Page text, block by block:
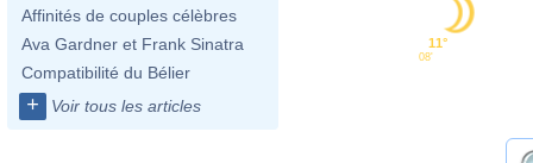
Affinités de couples célèbres
Ava Gardner et Frank Sinatra
Compatibilité du Bélier
+ Voir tous les articles
11°
08'